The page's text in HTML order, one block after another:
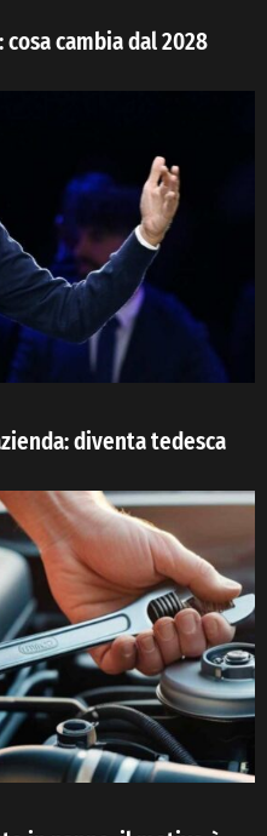
cambia dal 2028
diventa tedesca